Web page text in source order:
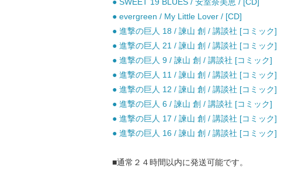
● evergreen / My Little Lover / [CD]
● 進撃の巨人 18 / 諫山 創 / 講談社 [コミック]
● 進撃の巨人 21 / 諫山 創 / 講談社 [コミック]
● 進撃の巨人 9 / 諫山 創 / 講談社 [コミック]
● 進撃の巨人 11 / 諫山 創 / 講談社 [コミック]
● 進撃の巨人 12 / 諫山 創 / 講談社 [コミック]
● 進撃の巨人 6 / 諫山 創 / 講談社 [コミック]
● 進撃の巨人 17 / 諫山 創 / 講談社 [コミック]
● 進撃の巨人 16 / 諫山 創 / 講談社 [コミック]
■通常２４時間以内に発送可能です。